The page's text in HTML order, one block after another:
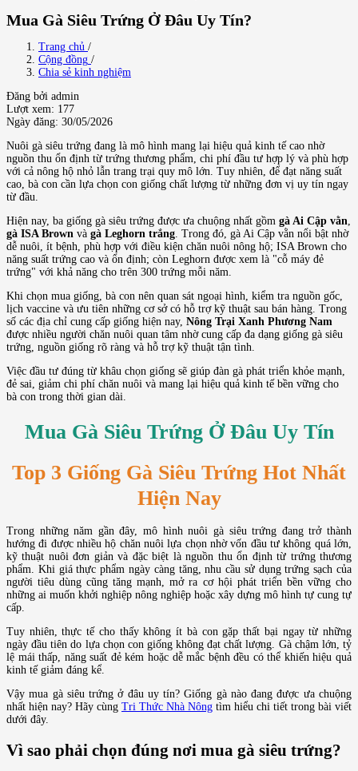
Mua Gà Siêu Trứng Ở Đâu Uy Tín?
Trang chủ /
Cộng đồng /
Chia sẻ kinh nghiệm
Đăng bởi admin
Lượt xem: 177
Ngày đăng: 30/05/2026
Nuôi gà siêu trứng đang là mô hình mang lại hiệu quả kinh tế cao nhờ
nguồn thu ổn định từ trứng thương phẩm, chi phí đầu tư hợp lý và phù hợp
với cả nông hộ nhỏ lẫn trang trại quy mô lớn. Tuy nhiên, để đạt năng suất
cao, bà con cần lựa chọn con giống chất lượng từ những đơn vị uy tín ngay
từ đầu.
Hiện nay, ba giống gà siêu trứng được ưa chuộng nhất gồm gà Ai Cập vằn,
gà ISA Brown và gà Leghorn trắng. Trong đó, gà Ai Cập vằn nổi bật nhờ
dễ nuôi, ít bệnh, phù hợp với điều kiện chăn nuôi nông hộ; ISA Brown cho
năng suất trứng cao và ổn định; còn Leghorn được xem là "cỗ máy đẻ
trứng" với khả năng cho trên 300 trứng mỗi năm.
Khi chọn mua giống, bà con nên quan sát ngoại hình, kiểm tra nguồn gốc,
lịch vaccine và ưu tiên những cơ sở có hỗ trợ kỹ thuật sau bán hàng. Trong
số các địa chỉ cung cấp giống hiện nay, Nông Trại Xanh Phương Nam
được nhiều người chăn nuôi quan tâm nhờ cung cấp đa dạng giống gà siêu
trứng, nguồn giống rõ ràng và hỗ trợ kỹ thuật tận tình.
Việc đầu tư đúng từ khâu chọn giống sẽ giúp đàn gà phát triển khỏe mạnh,
đẻ sai, giảm chi phí chăn nuôi và mang lại hiệu quả kinh tế bền vững cho
bà con trong thời gian dài.
Mua Gà Siêu Trứng Ở Đâu Uy Tín
Top 3 Giống Gà Siêu Trứng Hot Nhất
Hiện Nay
Trong những năm gần đây, mô hình nuôi gà siêu trứng đang trở thành
hướng đi được nhiều hộ chăn nuôi lựa chọn nhờ vốn đầu tư không quá lớn,
kỹ thuật nuôi đơn giản và đặc biệt là nguồn thu ổn định từ trứng thương
phẩm. Khi giá thực phẩm ngày càng tăng, nhu cầu sử dụng trứng sạch của
người tiêu dùng cũng tăng mạnh, mở ra cơ hội phát triển bền vững cho
những ai muốn khởi nghiệp nông nghiệp hoặc xây dựng mô hình tự cung tự
cấp.
Tuy nhiên, thực tế cho thấy không ít bà con gặp thất bại ngay từ những
ngày đầu tiên do lựa chọn con giống không đạt chất lượng. Gà chậm lớn, tỷ
lệ mái thấp, năng suất đẻ kém hoặc dễ mắc bệnh đều có thể khiến hiệu quả
kinh tế giảm đáng kể.
Vậy mua gà siêu trứng ở đâu uy tín? Giống gà nào đang được ưa chuộng
nhất hiện nay? Hãy cùng Tri Thức Nhà Nông tìm hiểu chi tiết trong bài viết
dưới đây.
Vì sao phải chọn đúng nơi mua gà siêu trứng?